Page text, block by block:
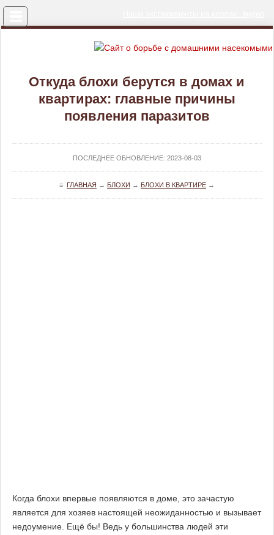
Откуда блохи берутся в домах и
квартирах: главные причины
появления паразитов
ПОСЛЕДНЕЕ ОБНОВЛЕНИЕ: 2023-08-03
≡ ГЛАВНАЯ → БЛОХИ → БЛОХИ В КВАРТИРЕ→
Когда блохи впервые появляются в доме, это зачастую
является для хозяев настоящей неожиданностью и вызывает
недоумение. Ещё бы! Ведь у большинства людей эти